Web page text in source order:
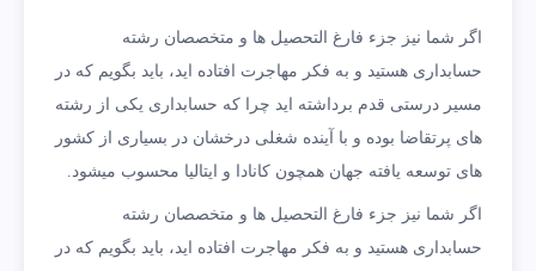
اگر شما نیز جزء فارغ التحصیل ها و متخصصان رشته
حسابداری هستید و به فکر مهاجرت افتاده اید، باید بگویم که در
مسیر درستی قدم برداشته اید چرا که حسابداری یکی از رشته
های پرتقاضا بوده و با آینده شغلی درخشان در بسیاری از کشور
های توسعه یافته جهان همچون کانادا و ایتالیا محسوب میشود.
اگر شما نیز جزء فارغ التحصیل ها و متخصصان رشته
حسابداری هستید و به فکر مهاجرت افتاده اید، باید بگویم که در